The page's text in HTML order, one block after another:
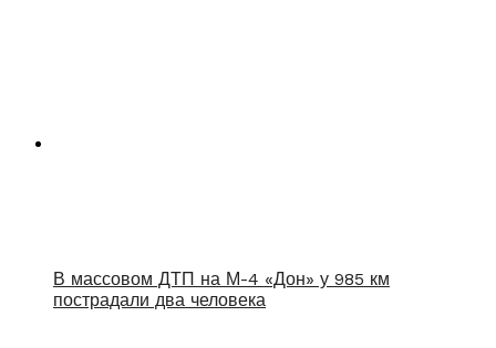
В массовом ДТП на М-4 «Дон» у 985 км
пострадали два человека